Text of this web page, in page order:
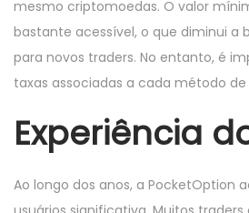
mesmo criptomoedas. O valor
bastante acessível, o que diminui a
para novos traders. No entanto, é
taxas associadas a cada método
Experiência
Ao longo dos anos, a PocketOption